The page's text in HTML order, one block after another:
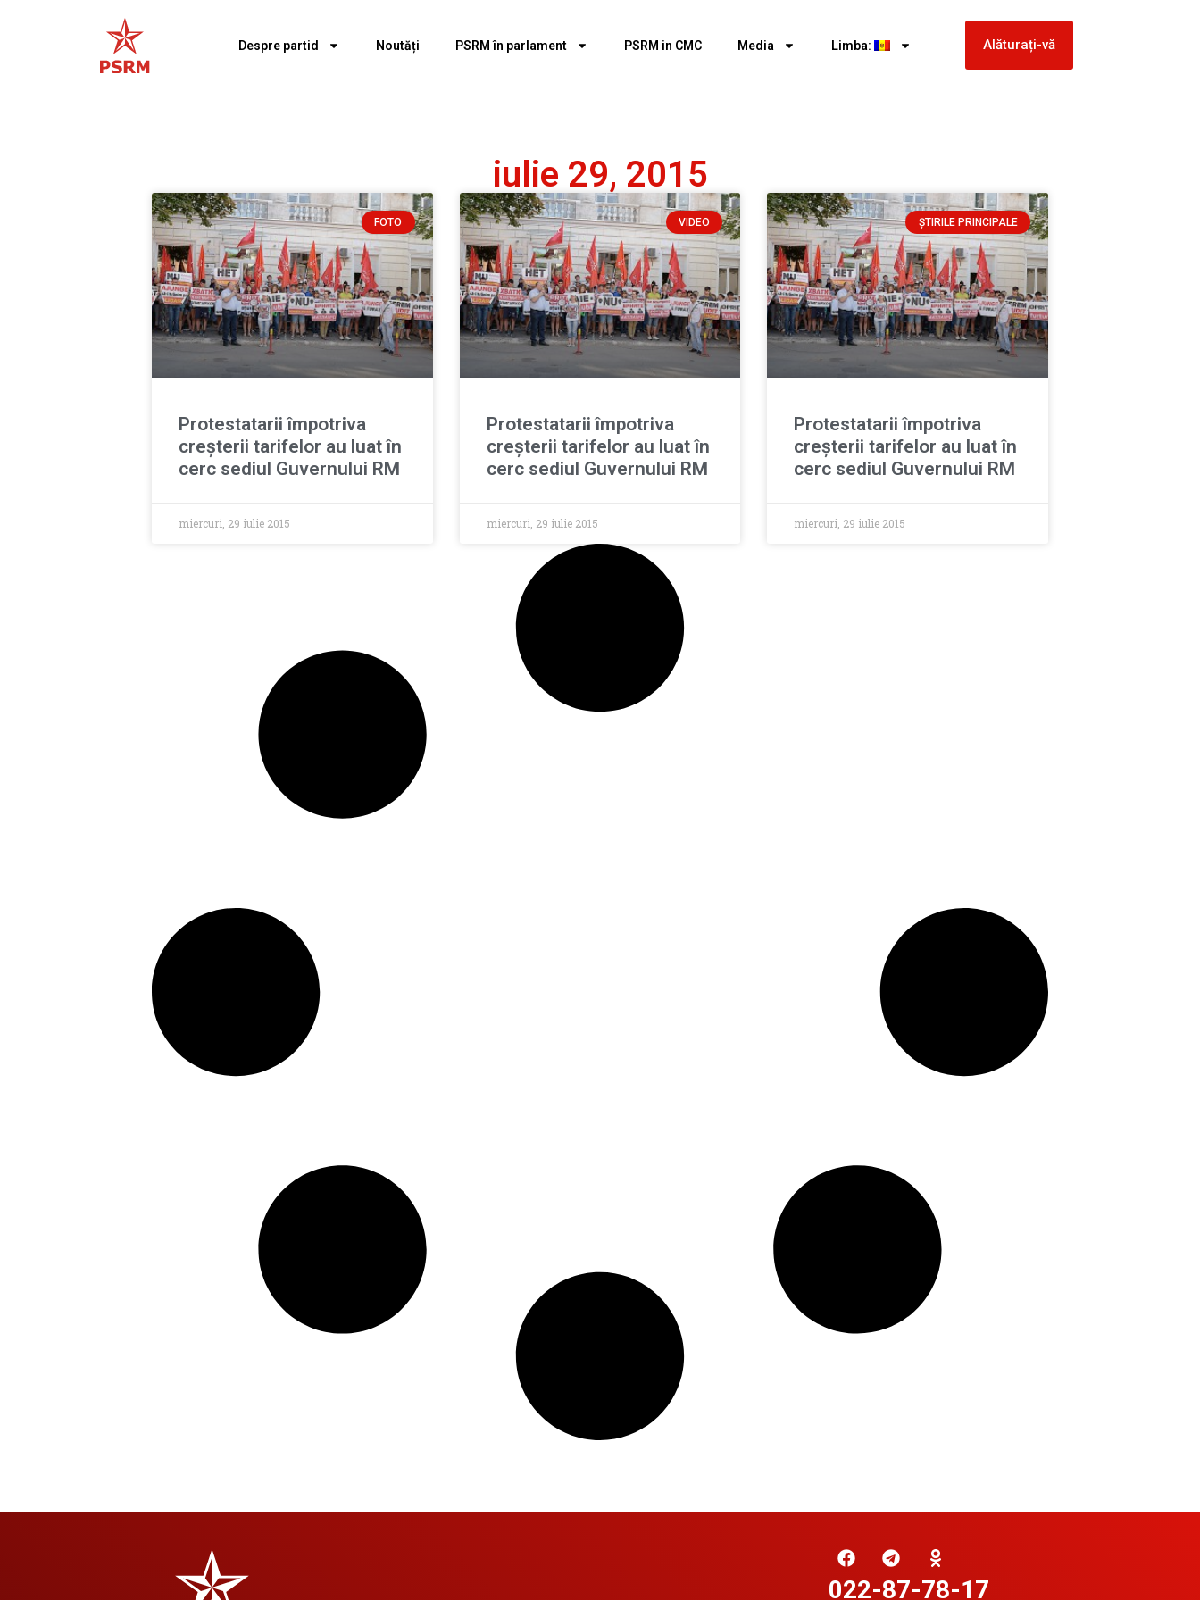
Despre partid Noutăți PSRM în parlament PSRM in CMC Media Limba: Alăturați-vă
iulie 29, 2015
FOTO
Protestatarii împotriva
creşterii tarifelor au luat în
cerc sediul Guvernului RM
miercuri, 29 iulie 2015
VIDEO
Protestatarii împotriva
creşterii tarifelor au luat în
cerc sediul Guvernului RM
miercuri, 29 iulie 2015
ȘTIRILE PRINCIPALE
Protestatarii împotriva
creşterii tarifelor au luat în
cerc sediul Guvernului RM
miercuri, 29 iulie 2015
022-87-78-17